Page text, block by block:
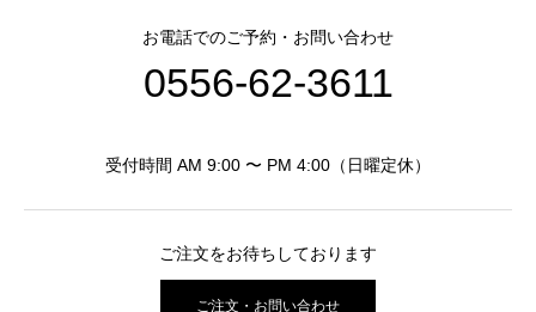
お電話でのご予約・お問い合わせ
0556-62-3611
受付時間 AM 9:00 〜 PM 4:00（日曜定休）
ご注文をお待ちしております
ご注文・お問い合わせ